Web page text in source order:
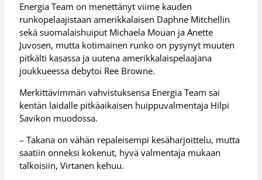
Energia Team on menettänyt viime kauden
runkopelaajistaan amerikkalaisen Daphne Mitchellin
sekä suomalaishuiput Michaela Mouan ja Anette
Juvosen, mutta kotimainen runko on pysynyt muuten
pitkälti kasassa ja uutena amerikkalaispelaajana
joukkueessa debytoi Ree Browne.
Merkittävimmän vahvistuksensa Energia Team sai
kentän laidalle pitkäaikaisen huippuvalmentaja Hilpi
Savikon muodossa.
– Takana on vähän repaleisempi kesäharjoittelu, mutta
saatiin onneksi kokenut, hyvä valmentaja mukaan
talkoisiin, Virtanen kehuu.